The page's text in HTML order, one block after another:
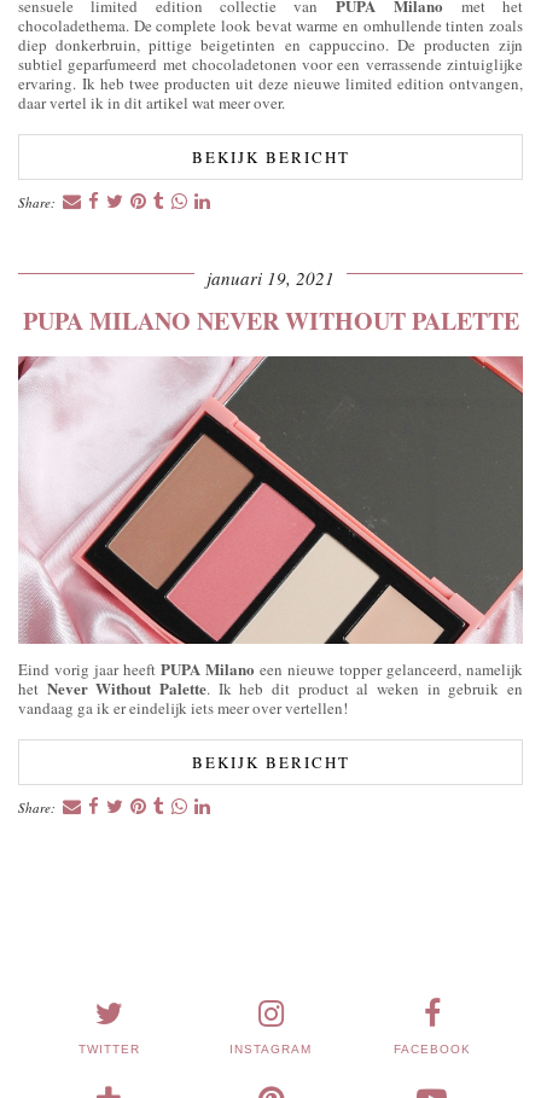
sensuele limited edition collectie vanPUPA Milano met het
chocoladethema. De complete look bevat warme en omhullende tinten zoals
diep donkerbruin, pittige beigetinten en cappuccino. De producten zijn
subtiel geparfumeerd met chocoladetonen voor een verrassende zintuiglijke
ervaring. Ik heb twee producten uit deze nieuwe limited edition ontvangen,
daar vertel ik in dit artikel wat meer over.
BEKIJK BERICHT
Share:
januari 19, 2021
PUPA MILANO NEVER WITHOUT PALETTE
Eind vorig jaar heeft PUPA Milano een nieuwe topper gelanceerd, namelijk
het Never Without Palette. Ik heb dit product al weken in gebruik en
vandaag ga ik er eindelijk iets meer over vertellen!
BEKIJK BERICHT
Share:
TWITTER INSTAGRAM FACEBOOK